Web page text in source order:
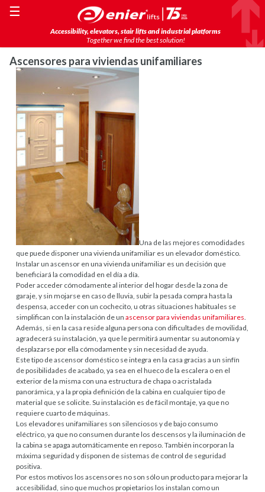
Accessibility, elevators, stair lifts and industrial platforms
Together we find the best solution!
☰
Ascensores para viviendas unifamiliares
Una de las mejores comodidades
que puede disponer una vivienda unifamiliar es un elevador doméstico.
Instalar un ascensor en una vivienda unifamiliar es un decisión que
beneficiará la comodidad en el día a día.
Poder acceder cómodamente al interior del hogar desde la zona de
garaje, y sin mojarse en caso de lluvia, subir la pesada compra hasta la
despensa, acceder con un cochecito, u otras situaciones habituales se
simplifican con la instalación de unascensor para viviendas unifamiliares.
Además, si en la casa reside alguna persona con dificultades de movilidad,
agradecerá su instalación, ya que le permitirá aumentar su autonomía y
desplazarse por ella cómodamente y sin necesidad de ayuda.
Este tipo de ascensor doméstico se integra en la casa gracias a un sinfín
de posibilidades de acabado, ya sea en el hueco de la escalera o en el
exterior de la misma con una estructura de chapa o acristalada
panorámica, y a la propia definición de la cabina en cualquier tipo de
material que se solicite. Su instalación es de fácil montaje, ya que no
requiere cuarto de máquinas.
Los elevadores unifamiliares son silenciosos y de bajo consumo
eléctrico, ya que no consumen durante los descensos y la iluminación de
la cabina se apaga automáticamente en reposo. También incorporan la
máxima seguridad y disponen de sistemas de control de seguridad
positiva.
Por estos motivos los ascensores no son sólo un producto para mejorar la
accesibilidad, sino que muchos propietarios los instalan como un